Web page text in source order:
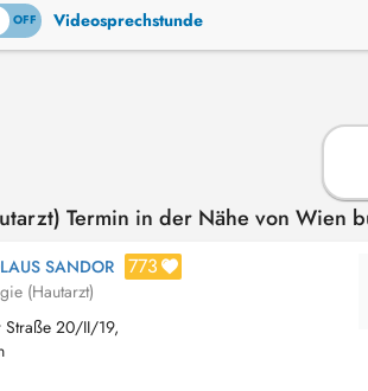
OFF Videosprechstunde
Termin in der Nähe von Wien
SANDOR 773
(Hautarzt)
20/II/19,